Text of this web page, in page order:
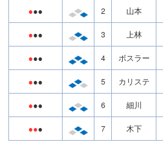
●●● 2 山本
●●● 3 上林
●●● 4 ボスラー
●●● 5 カリステ
●●● 6 細川
●●● 7 木下